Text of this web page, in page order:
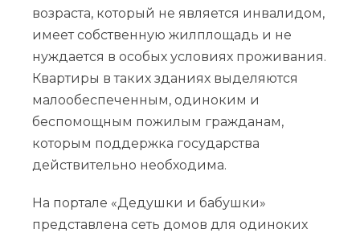
возраста, который не является инвалидом,
имеет собственную жилплощадь и не
нуждается в особых условиях проживания.
Квартиры в таких зданиях выделяются
малообеспеченным, одиноким и
беспомощным пожилым гражданам,
которым поддержка государства
действительно необходима.
На портале «Дедушки и бабушки»
представлена сеть домов для одиноких